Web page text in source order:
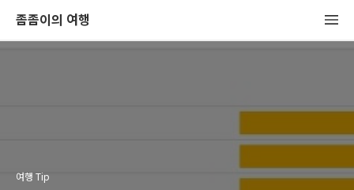
좀좀이의 여행
여행 Tip